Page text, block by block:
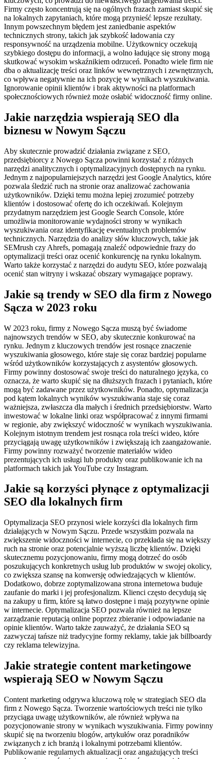
Firmy często koncentrują się na ogólnych frazach zamiast skupić się
na lokalnych zapytaniach, które mogą przynieść lepsze rezultaty.
Innym powszechnym błędem jest zaniedbanie aspektów
technicznych strony, takich jak szybkość ładowania czy
responsywność na urządzenia mobilne. Użytkownicy oczekują
szybkiego dostępu do informacji, a wolno ładujące się strony mogą
skutkować wysokim wskaźnikiem odrzuceń. Ponadto wiele firm nie
dba o aktualizację treści oraz linków wewnętrznych i zewnętrznych,
co wpływa negatywnie na ich pozycję w wynikach wyszukiwania.
Ignorowanie opinii klientów i brak aktywności na platformach
społecznościowych również może osłabić widoczność firmy online.
Jakie narzędzia wspierają SEO dla
biznesu w Nowym Sączu
Aby skutecznie prowadzić działania związane z SEO,
przedsiębiorcy z Nowego Sącza powinni korzystać z różnych
narzędzi analitycznych i optymalizacyjnych dostępnych na rynku.
Jednym z najpopularniejszych narzędzi jest Google Analytics, które
pozwala śledzić ruch na stronie oraz analizować zachowania
użytkowników. Dzięki temu można lepiej zrozumieć potrzeby
klientów i dostosować ofertę do ich oczekiwań. Kolejnym
przydatnym narzędziem jest Google Search Console, które
umożliwia monitorowanie wydajności strony w wynikach
wyszukiwania oraz identyfikację ewentualnych problemów
technicznych. Narzędzia do analizy słów kluczowych, takie jak
SEMrush czy Ahrefs, pomagają znaleźć odpowiednie frazy do
optymalizacji treści oraz ocenić konkurencję na rynku lokalnym.
Warto także korzystać z narzędzi do audytu SEO, które pozwalają
ocenić stan witryny i wskazać obszary wymagające poprawy.
Jakie są trendy w SEO dla firm z Nowego
Sącza w 2023 roku
W 2023 roku, firmy z Nowego Sącza muszą być świadome
najnowszych trendów w SEO, aby skutecznie konkurować na
rynku. Jednym z kluczowych trendów jest rosnące znaczenie
wyszukiwania głosowego, które staje się coraz bardziej popularne
wśród użytkowników korzystających z asystentów głosowych.
Firmy powinny dostosować swoje treści do naturalnego języka, co
oznacza, że warto skupić się na dłuższych frazach i pytaniach, które
mogą być zadawane przez użytkowników. Ponadto, optymalizacja
pod kątem lokalnych wyników wyszukiwania staje się coraz
ważniejsza, zwłaszcza dla małych i średnich przedsiębiorstw. Warto
inwestować w lokalne linki oraz współpracować z innymi firmami
w regionie, aby zwiększyć widoczność w wynikach wyszukiwania.
Kolejnym istotnym trendem jest rosnąca rola treści wideo, które
przyciągają uwagę użytkowników i zwiększają ich zaangażowanie.
Firmy powinny rozważyć tworzenie materiałów wideo
prezentujących ich usługi lub produkty oraz publikowanie ich na
platformach takich jak YouTube czy Instagram.
Jakie są korzyści płynące z optymalizacji
SEO dla lokalnych firm
Optymalizacja SEO przynosi wiele korzyści dla lokalnych firm
działających w Nowym Sączu. Przede wszystkim pozwala na
zwiększenie widoczności w internecie, co przekłada się na większy
ruch na stronie oraz potencjalnie wyższą liczbę klientów. Dzięki
skutecznemu pozycjonowaniu, firmy mogą dotrzeć do osób
poszukujących konkretnych usług lub produktów w swojej okolicy,
co zwiększa szansę na konwersję odwiedzających w klientów.
Dodatkowo, dobrze zoptymalizowana strona internetowa buduje
zaufanie do marki i jej profesjonalizm. Klienci często decydują się
na zakupy u firm, które są łatwo dostępne i mają pozytywne opinie
w internecie. Optymalizacja SEO pozwala również na lepsze
zarządzanie reputacją online poprzez zbieranie i odpowiadanie na
opinie klientów. Warto także zauważyć, że działania SEO są
zazwyczaj tańsze niż tradycyjne formy reklamy, takie jak billboardy
czy reklama telewizyjna.
Jakie strategie content marketingowe
wspierają SEO w Nowym Sączu
Content marketing odgrywa kluczową rolę w strategiach SEO dla
firm z Nowego Sącza. Tworzenie wartościowych treści nie tylko
przyciąga uwagę użytkowników, ale również wpływa na
pozycjonowanie strony w wynikach wyszukiwania. Firmy powinny
skupić się na tworzeniu blogów, artykułów oraz poradników
związanych z ich branżą i lokalnymi potrzebami klientów.
Publikowanie regularnych aktualizacji oraz angażujących treści